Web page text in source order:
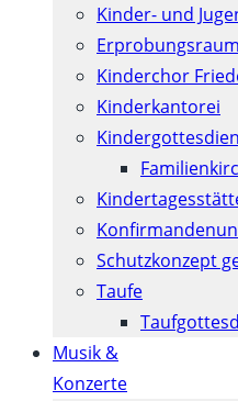
Kinder- und
Kinderchor
Kinderkantorei
Schutzkonzept
Taufe
Musik &
Konzerte